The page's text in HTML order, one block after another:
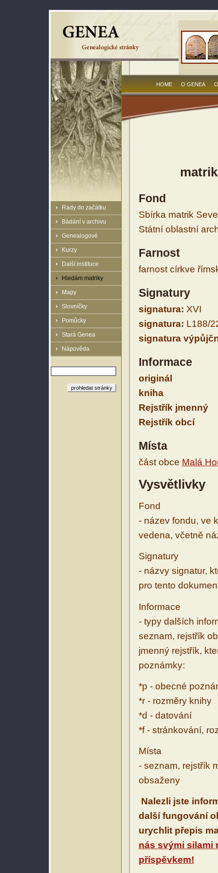
Rady do začátku
Bádání v archivu
Genealogové
Kurzy
Další instituce
Hledám matriky
Mapy
Slovníčky
Pomůcky
Stará Genea
Nápověda
HOME O GENEA
Fond
Sbírka matrik
Státní oblastní
Farnost
farnost církve
Signatury
signatura: XVI
signatura: L188/
signatura
Informace
originál
kniha
Rejstřík jmenný
Rejstřík obcí
Místa
část obce Malá
Vysvětlivky
Fond
- název fondu, ve
vedena, včetně
Signatury
- názvy signatur,
pro tento
Informace
- typy dalších
seznam, rejstřík
jmenný rejstřík,
poznámky:
*p - obecné
*r - rozměry knihy
*d - datování
*f - stránkování,
Místa
- seznam, rejstřík
obsaženy
Nalezli jste
další fungování
urychlit přepis
nás svými silami
příspěvkem!